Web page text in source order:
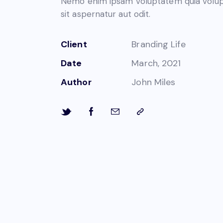
sit aspernatur aut odit.
Client
Branding Life
Date
March, 2021
Author
John Miles